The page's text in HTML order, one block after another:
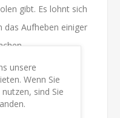
gibt. Es lohnt sich
das Aufheben einiger
…
unsere
Wenn Sie
sind Sie